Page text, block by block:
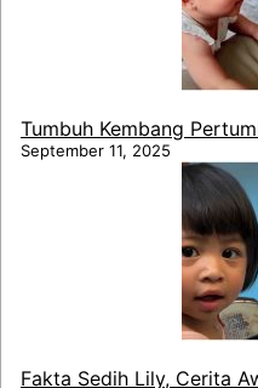
Tumbuh Kembang
September 11, 2025
Fakta Sedih Lily, Cerita